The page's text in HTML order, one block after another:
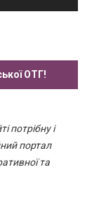
ОТГ!
потрібну і
портал
та